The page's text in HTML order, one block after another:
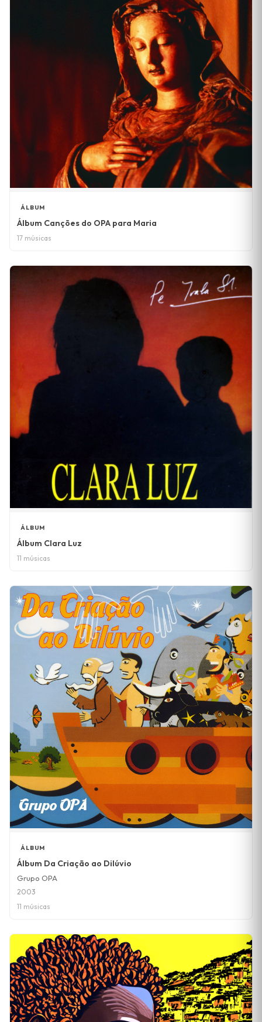
ÁLBUM
Álbum Canções do OPA para Maria
17 músicas
ÁLBUM
Álbum Clara Luz
11 músicas
ÁLBUM
Álbum Da Criação ao Dilúvio
Grupo OPA
2003
11 músicas